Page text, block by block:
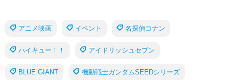
アニメ映画 イベント 名探偵コナン
ハイキュー！！ アイドリッシュセブン
BLUE GIANT 機動戦士ガンダムSEEDシリーズ